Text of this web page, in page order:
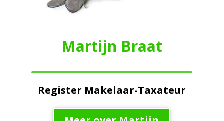
Martijn Braat
Register Makelaar-Taxateur